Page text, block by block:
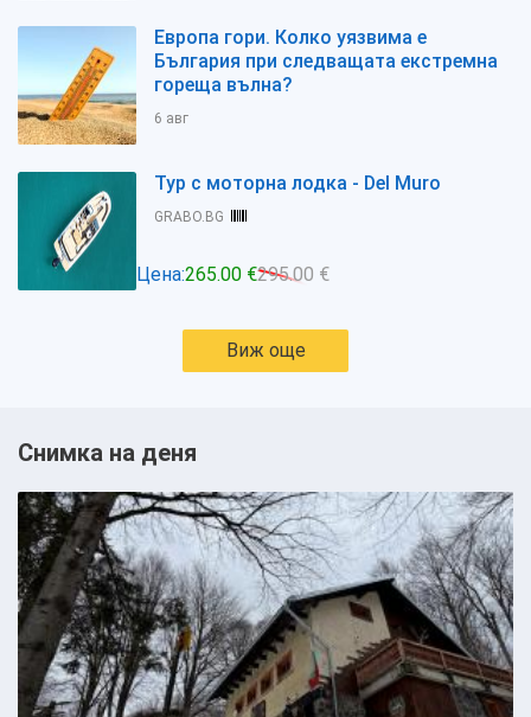
Европа гори. Колко уязвима е
България при следващата екстремна
гореща вълна?
6 авг
Тур с моторна лодка - Del Muro
GRABO.BG
Цена:265.00 €295.00 €
Виж още
Снимка на деня